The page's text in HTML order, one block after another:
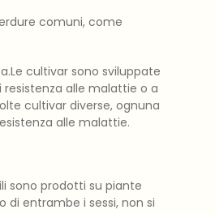
comuni, come
cultivar sono sviluppate
alle malattie o a
cultivar diverse, ognuna
alle malattie.
sono prodotti su piante
di entrambe i sessi, non si